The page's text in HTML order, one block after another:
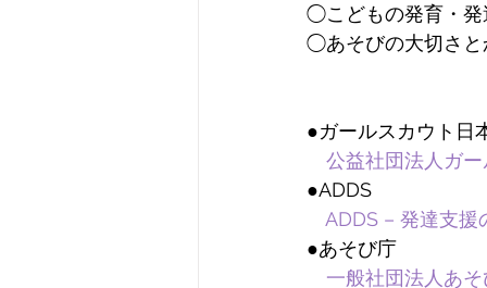
◯こどもの発育・
◯あそびの大切さと
●ガールスカウト日
公益社団法人ガ
●ADDS
ADDS – 発達支援
●あそび庁
一般社団法人あ